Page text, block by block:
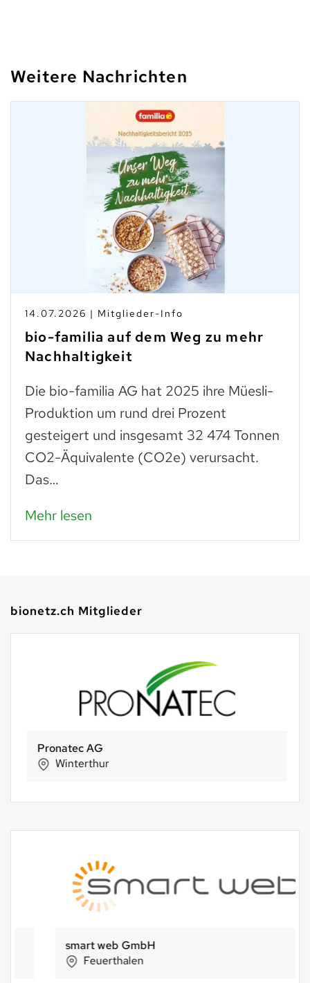
Weitere Nachrichten
14.07.2026 | Mitglieder-Info
bio-familia auf dem Weg zu mehr
Nachhaltigkeit
Die bio-familia AG hat 2025 ihre Müesli-
Produktion um rund drei Prozent
gesteigert und insgesamt 32 474 Tonnen
CO2-Äquivalente (CO2e) verursacht.
Das…
Mehr lesen
bionetz.ch Mitglieder
Pronatec AG
Winterthur
smart web GmbH
Feuerthalen